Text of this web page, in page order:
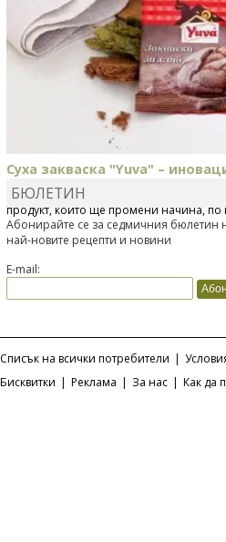
Суха закваска "Yuva" –
Отскоро Лесафр България стартира
продукт, който ще промени начина, по
БЮЛЕТИН
Абонирайте се за седмичния бюлетин
най-новите рецепти и новини
E-mail:
Списък на всички потребители |
Бисквитки | Реклама | За нас | Как да